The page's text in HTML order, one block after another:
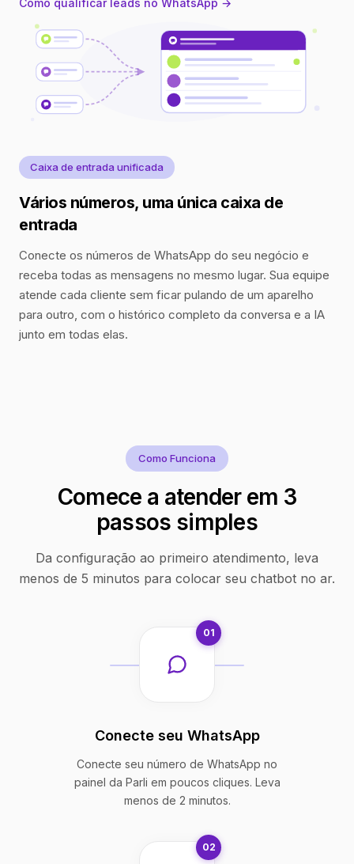
Como qualificar leads no WhatsApp →
Caixa de entrada unificada
Vários números, uma única caixa de
entrada
Conecte os números de WhatsApp do seu negócio e
receba todas as mensagens no mesmo lugar. Sua equipe
atende cada cliente sem ficar pulando de um aparelho
para outro, com o histórico completo da conversa e a IA
junto em todas elas.
Como Funciona
Comece a atender em 3
passos simples
Da configuração ao primeiro atendimento, leva
menos de 5 minutos para colocar seu chatbot no ar.
01
Conecte seu WhatsApp
Conecte seu número de WhatsApp no
painel da Parli em poucos cliques. Leva
menos de 2 minutos.
02